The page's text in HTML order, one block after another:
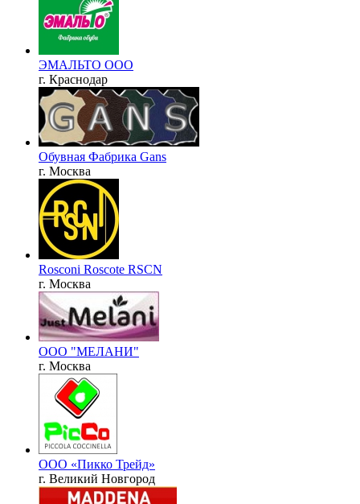
ЭМАЛЬТО ООО
г. Краснодар
Обувная Фабрика Gans
г. Москва
Rosconi Roscote RSCN
г. Москва
ООО "МЕЛАНИ"
г. Москва
ООО «Пикко Трейд»
г. Великий Новгород